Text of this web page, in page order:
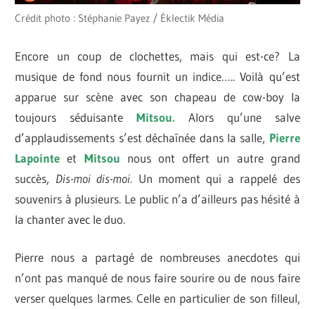
Crédit photo : Stéphanie Payez / Éklectik Média
Encore un coup de clochettes, mais qui est-ce? La
musique de fond nous fournit un indice….. Voilà qu’est
apparue sur scène avec son chapeau de cow-boy la
toujours séduisanteMitsou. Alors qu’une salve
d’applaudissements s’est déchaînée dans la salle, Pierre
Lapointe et Mitsou nous ont offert un autre grand
succès, Dis-moi dis-moi. Un moment qui a rappelé des
souvenirs à plusieurs. Le public n’a d’ailleurs pas hésité à
la chanter avec le duo.
Pierre nous a partagé de nombreuses anecdotes qui
n’ont pas manqué de nous faire sourire ou de nous faire
verser quelques larmes. Celle en particulier de son filleul,